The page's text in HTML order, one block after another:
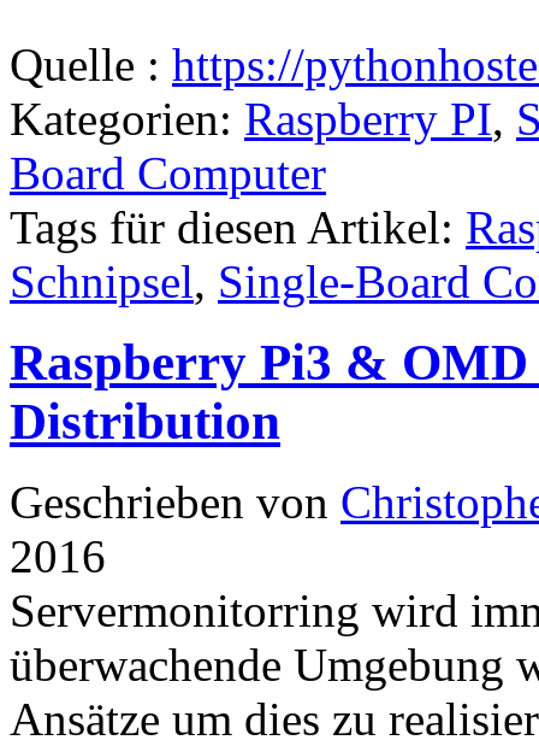
Quelle : https://
Kategorien: Raspberry PI,
Board Computer
Tags für diesen Artikel:
Schnipsel, Single-Board
Raspberry Pi3 &
Distribution
Geschrieben von
2016
Servermonitorring wird
überwachende Umgebung
Ansätze um dies zu